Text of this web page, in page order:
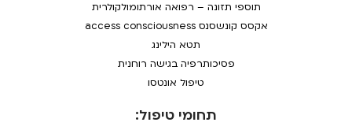
תחומי טיפול:
תוספי תזונה – רפואה אורתומולקולרית
אקסס קונשסנס access consciousness
תטא הילינג
פסיכותרפיה בגישה רוחנית
טיפול אונטסו